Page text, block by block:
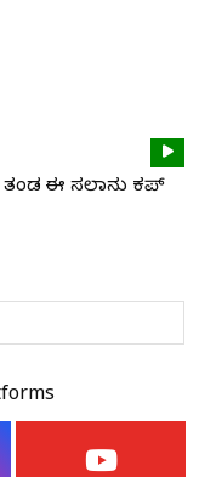
ತಂಡ ಈ ಸಲಾನು ಕಪ್